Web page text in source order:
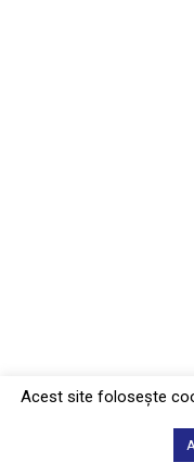
Acest site foloseşte